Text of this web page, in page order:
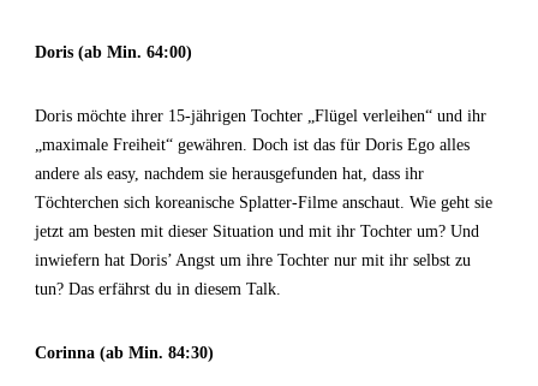
Doris (ab Min. 64:00)
Doris möchte ihrer 15-jährigen Tochter „Flügel verleihen“ und ihr
„maximale Freiheit“ gewähren. Doch ist das für Doris Ego alles
andere als easy, nachdem sie herausgefunden hat, dass ihr
Töchterchen sich koreanische Splatter-Filme anschaut. Wie geht sie
jetzt am besten mit dieser Situation und mit ihr Tochter um? Und
inwiefern hat Doris’ Angst um ihre Tochter nur mit ihr selbst zu
tun? Das erfährst du in diesem Talk.
Corinna (ab Min. 84:30)